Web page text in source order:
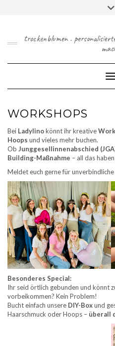
trockenblumen .
WORKSHOPS
Bei Ladylinokönnt ihr kreative
Hoops und vieles mehr buchen.
Ob Junggesellinnenabschied
Building-Maßnahme – all das
Meldet euch gerne für
Besonderes Special:
Ihr seid örtlich gebunden und könnt
vorbeikommen? Kein Problem!
Bucht einfach unsere DIY-Boxund
Haarschmuck oder Hoops – überall